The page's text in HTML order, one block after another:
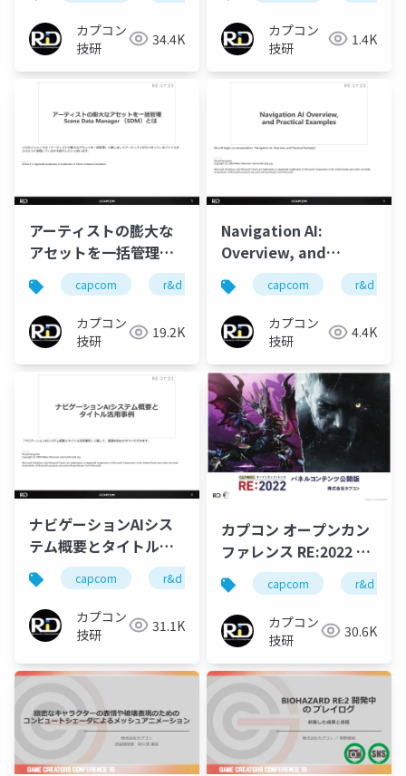
カプコン
技研
34.4K
(SDM)
カプコン
技研
1.4K
アーティストの膨大な
アセットを一括管理
Scene Data
Manager(SDM)とは
capcom r&d カプコン カプコン技研
カプコン
技研
19.2K
Navigation AI:
Overview, and
Practical Examples
capcom r&d
カプコン
技研
4.4K
ナビゲーションAIシス
テム概要とタイトル活
用事例capcom r&d カプコン カプコン技研
カプコン
技研
31.1K
カプコン オープンカン
ファレンス RE:2022 パ
ネルコンテンツ
capcom r&d
カプコン
技研
30.6K